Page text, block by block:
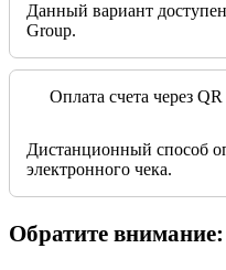
Данный вариант
Group.
Оплата счета через
Дистанционный способ
электронного чека.
Обратите внимание: